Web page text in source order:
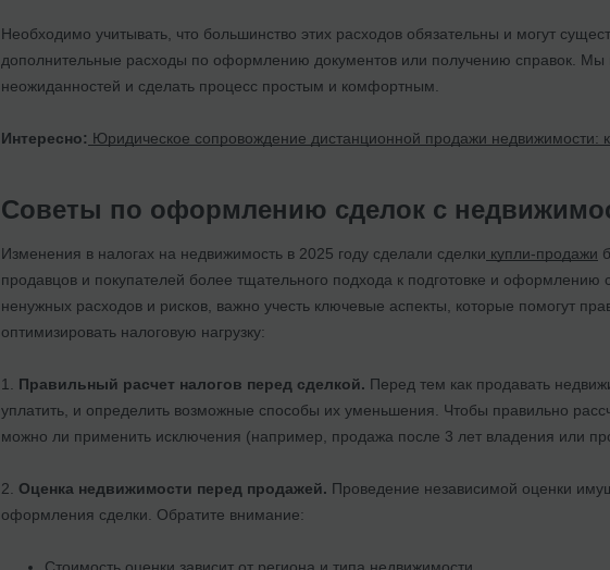
Необходимо учитывать, что большинство этих расходов обязательны и могут
дополнительные расходы по оформлению документов или получению справок. Мы
неожиданностей и сделать процесс простым и комфортным.
Интересно: Юридическое сопровождение дистанционной продажи недвижимости:
Советы по оформлению сделок с
Изменения в налогах на недвижимость в 2025 году сделали сделки купли-продажи
продавцов и покупателей более тщательного подхода к подготовке и
ненужных расходов и рисков, важно учесть ключевые аспекты, которые помогут
оптимизировать налоговую нагрузку:
1. Правильный расчет налогов перед сделкой. Перед тем как продавать
уплатить, и определить возможные способы их уменьшения. Чтобы правильно
можно ли применить исключения (например, продажа после 3 лет владения или
2. Оценка недвижимости перед продажей. Проведение независимой оценки
оформления сделки. Обратите внимание:
Стоимость оценки зависит от региона и типа недвижимости.